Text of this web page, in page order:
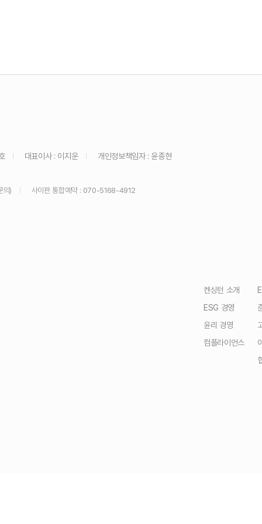
대표이사 : 이지운 개인정보책임자 : 윤종현
의) 사이판 통합예약 : 070-5168-4912
켄싱턴 소개
ESG 경영
윤리 경영
컴플라이언스